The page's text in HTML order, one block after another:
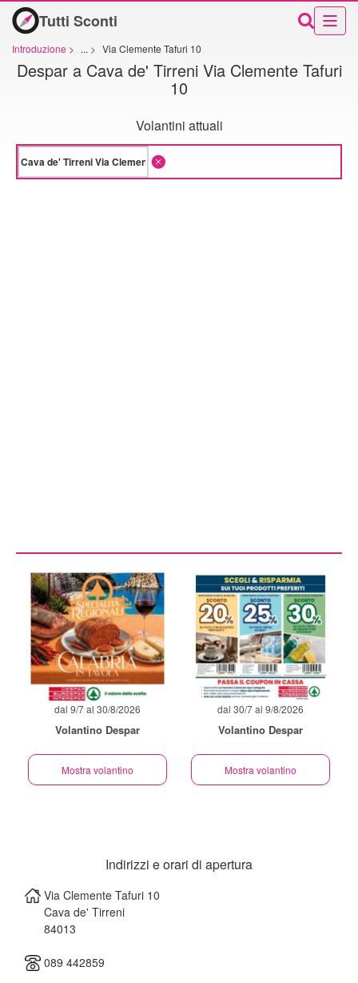
Tutti Sconti
Introduzione > ... > Via Clemente Tafuri 10
Despar a Cava de' Tirreni Via Clemente Tafuri
10
Volantini attuali
dal 9/7 al 30/8/2026
Volantino Despar
Mostra volantino
dal 30/7 al 9/8/2026
Volantino Despar
Mostra volantino
Indirizzi e orari di apertura
Via Clemente Tafuri 10
Cava de' Tirreni
84013
089 442859